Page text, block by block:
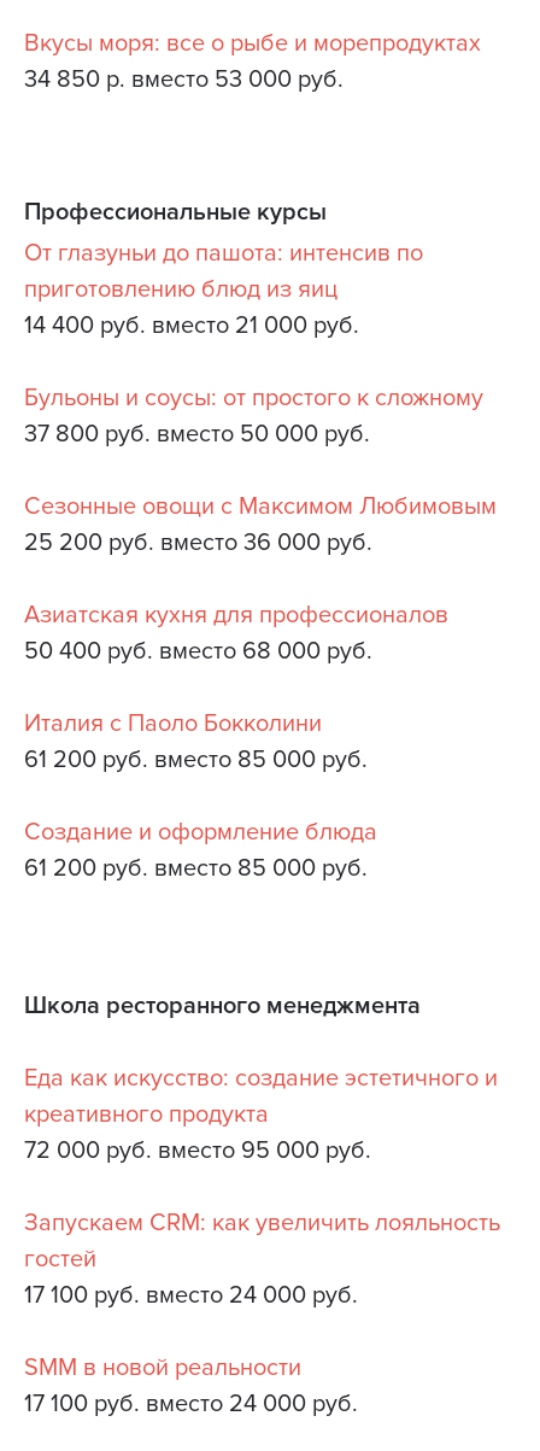
Вкусы моря: все о рыбе и морепродуктах
34 850 р. вместо 53 000 руб.
Профессиональные курсы
От глазуньи до пашота: интенсив по
приготовлению блюд из яиц
14 400 руб. вместо 21 000 руб.
Бульоны и соусы: от простого к сложному
37 800 руб. вместо 50 000 руб.
Сезонные овощи с Максимом Любимовым
25 200 руб. вместо 36 000 руб.
Азиатская кухня для профессионалов
50 400 руб. вместо 68 000 руб.
Италия с Паоло Бокколини
61 200 руб. вместо 85 000 руб.
Создание и оформление блюда
61 200 руб. вместо 85 000 руб.
Школа ресторанного менеджмента
Еда как искусство: создание эстетичного и
креативного продукта
72 000 руб. вместо 95 000 руб.
Запускаем CRM: как увеличить лояльность
гостей
17 100 руб. вместо 24 000 руб.
SMM в новой реальности
17 100 руб. вместо 24 000 руб.